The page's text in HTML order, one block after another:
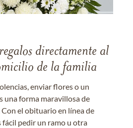
directamente al
de la familia
enviar flores o un
una forma maravillosa de
el obituario en línea de
pedir un ramo u otra